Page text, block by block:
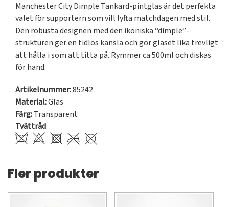
Manchester City Dimple Tankard-pintglas är det perfekta
valet för supportern som vill lyfta matchdagen med stil.
Den robusta designen med den ikoniska “dimple”-
strukturen ger en tidlös känsla och gör glaset lika trevligt
att hålla i som att titta på. Rymmer ca 500ml och diskas
för hand.
Artikelnummer:85242
Material:Glas
Färg:Transparent
Tvättråd:
Fler produkter